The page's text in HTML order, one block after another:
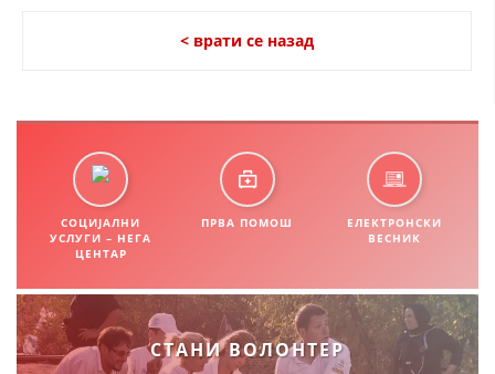
ИСТОРИЈАТ НА ДВИЖЕЊЕТО
КОНТАКТ ИНФОРМАЦИИ
ЧЛЕНСТВО ВО ПРОФЕСИОНАЛНИ ТЕЛА
СТАТУТ НА ЦКРМ
< врати се назад
СОЦИЈАЛНИ
УСЛУГИ – НЕГА
ЦЕНТАР
ПРВА ПОМОШ
ЕЛЕКТРОНСКИ
ВЕСНИК
СТАНИ ВОЛОНТЕР